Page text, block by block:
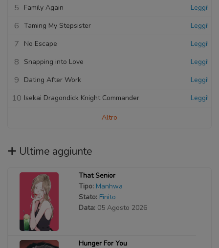
5 Family Again Leggi!
6 Taming My Stepsister Leggi!
7 No Escape Leggi!
8 Snapping into Love Leggi!
9 Dating After Work Leggi!
10 Isekai Dragondick Knight Commander Leggi!
Altro
Ultime aggiunte
That Senior
Tipo: Manhwa
Stato: Finito
Data: 05 Agosto 2026
Hunger For You